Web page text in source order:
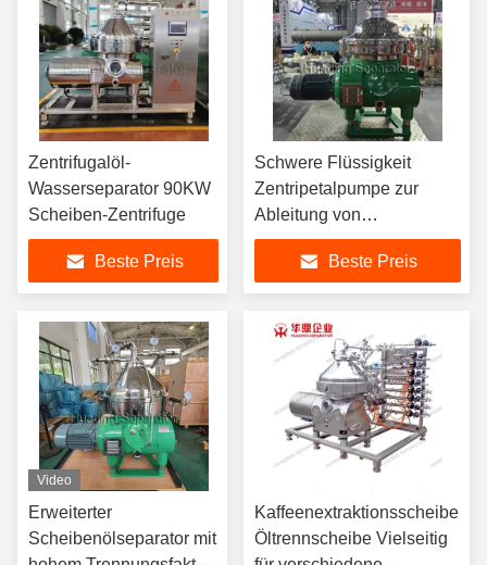
Zentrifugalöl-
Wasserseparator 90KW
Scheiben-Zentrifuge
Beste Preis
Schwere Flüssigkeit
Zentripetalpumpe zur
Ableitung von
Schwerflüssigkeit aus
unserem
Scheibenölseparator
Beste Preis
Video
Erweiterter
Scheibenölseparator mit
Kaffeenextraktionsscheibe
Öltrennscheibe Vielseitig